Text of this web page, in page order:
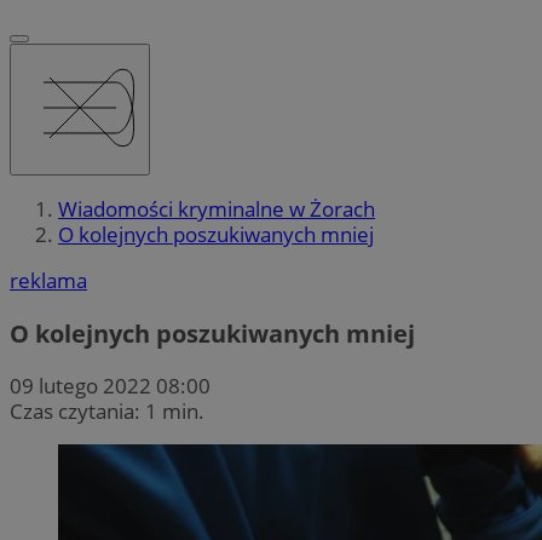
Wiadomości kryminalne w Żorach
O kolejnych poszukiwanych mniej
reklama
O kolejnych poszukiwanych mniej
09 lutego 2022 08:00
Czas czytania: 1 min.